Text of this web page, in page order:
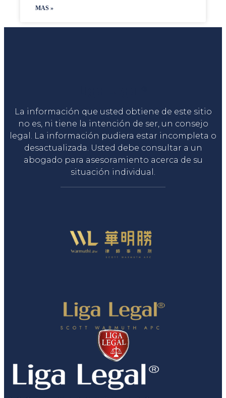
MAS »
La información que usted obtiene de este sitio
no es, ni tiene la intención de ser, un consejo
legal. La información pudiera estar incompleta o
desactualizada. Usted debe consultar a un
abogado para asesoramiento acerca de su
situación individual.